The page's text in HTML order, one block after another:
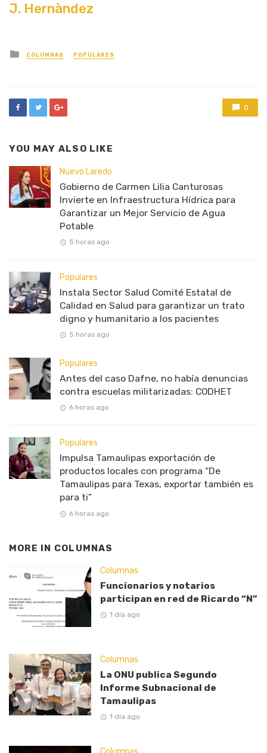
J. Hernàndez
Posted
in
COLUMNAS POPULARES
0
YOU MAY ALSO LIKE
Nuevo Laredo
Gobierno de Carmen Lilia Canturosas
Invierte en Infraestructura Hídrica para
Garantizar un Mejor Servicio de Agua
Potable
5 horas ago
Populares
Instala Sector Salud Comité Estatal de
Calidad en Salud para garantizar un trato
digno y humanitario a los pacientes
5 horas ago
Populares
Antes del caso Dafne, no había denuncias
contra escuelas militarizadas: CODHET
6 horas ago
Populares
Impulsa Tamaulipas exportación de
productos locales con programa “De
Tamaulipas para Texas, exportar también es
para ti”
6 horas ago
MORE IN COLUMNAS
Columnas
Funcionarios y notarios
participan en red de Ricardo “N”
1 día ago
Columnas
La ONU publica Segundo
Informe Subnacional de
Tamaulipas
1 día ago